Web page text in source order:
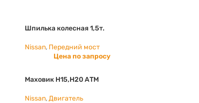
Шпилька колесная 1,5т.
Nissan, Передний мост
Цена по запросу
Маховик Н15,Н20 АТМ
Nissan, Двигатель